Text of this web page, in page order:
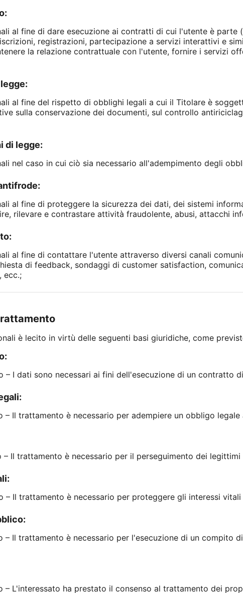
al fine di dare esecuzione ai contratti di cui l'utente è parte
registrazioni, partecipazione a servizi interattivi e
la relazione contrattuale con l'utente, fornire i servizi
al fine del rispetto di obblighi legali a cui il Titolare è
sulla conservazione dei documenti, sul controllo
di legge:
nel caso in cui ciò sia necessario all'adempimento degli
al fine di proteggere la sicurezza dei dati, dei sistemi
rilevare e contrastare attività fraudolente, abusi, attacchi
al fine di contattare l'utente attraverso diversi canali
di feedback, sondaggi di customer satisfaction,
ecc.;
è lecito in virtù delle seguenti basi giuridiche, come
– I dati sono necessari ai fini dell'esecuzione di un contratto
– Il trattamento è necessario per adempiere un obbligo
– Il trattamento è necessario per il perseguimento dei
– Il trattamento è necessario per proteggere gli interessi
– Il trattamento è necessario per l'esecuzione di un compito
– L'interessato ha prestato il consenso al trattamento dei